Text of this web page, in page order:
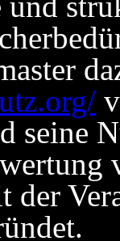
seine
der